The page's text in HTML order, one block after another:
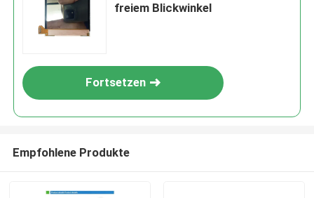
freiem Blickwinkel
Fortsetzen
Empfohlene Produkte